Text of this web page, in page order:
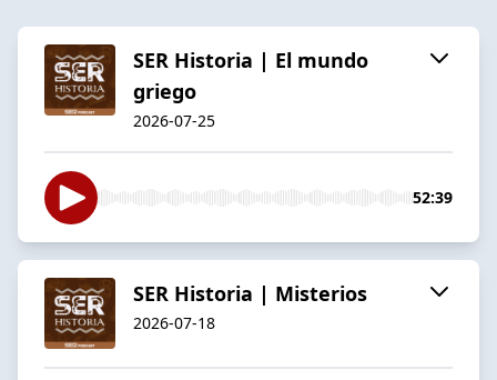
SER Historia | El mundo
griego
2026-07-25
52:39
SER Historia | Misterios
2026-07-18